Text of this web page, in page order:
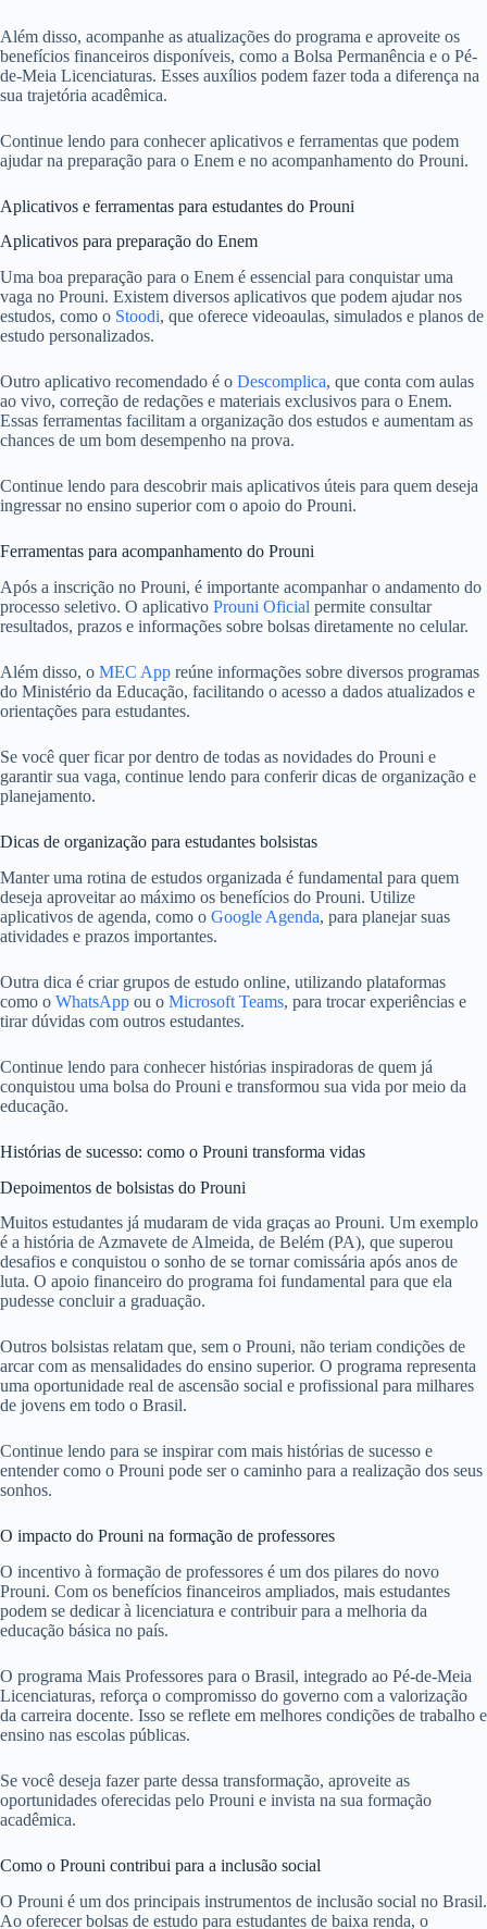
Além disso, acompanhe as atualizações do programa e aproveite os
benefícios financeiros disponíveis, como a Bolsa Permanência e o Pé-
de-Meia Licenciaturas. Esses auxílios podem fazer toda a diferença na
sua trajetória acadêmica.
Continue lendo para conhecer aplicativos e ferramentas que podem
ajudar na preparação para o Enem e no acompanhamento do Prouni.
Aplicativos e ferramentas para estudantes do Prouni
Aplicativos para preparação do Enem
Uma boa preparação para o Enem é essencial para conquistar uma
vaga no Prouni. Existem diversos aplicativos que podem ajudar nos
estudos, como o Stoodi, que oferece videoaulas, simulados e planos de
estudo personalizados.
Outro aplicativo recomendado é o Descomplica, que conta com aulas
ao vivo, correção de redações e materiais exclusivos para o Enem.
Essas ferramentas facilitam a organização dos estudos e aumentam as
chances de um bom desempenho na prova.
Continue lendo para descobrir mais aplicativos úteis para quem deseja
ingressar no ensino superior com o apoio do Prouni.
Ferramentas para acompanhamento do Prouni
Após a inscrição no Prouni, é importante acompanhar o andamento do
processo seletivo. O aplicativo Prouni Oficial permite consultar
resultados, prazos e informações sobre bolsas diretamente no celular.
Além disso, o MEC App reúne informações sobre diversos programas
do Ministério da Educação, facilitando o acesso a dados atualizados e
orientações para estudantes.
Se você quer ficar por dentro de todas as novidades do Prouni e
garantir sua vaga, continue lendo para conferir dicas de organização e
planejamento.
Dicas de organização para estudantes bolsistas
Manter uma rotina de estudos organizada é fundamental para quem
deseja aproveitar ao máximo os benefícios do Prouni. Utilize
aplicativos de agenda, como o Google Agenda, para planejar suas
atividades e prazos importantes.
Outra dica é criar grupos de estudo online, utilizando plataformas
como o WhatsApp ou o Microsoft Teams, para trocar experiências e
tirar dúvidas com outros estudantes.
Continue lendo para conhecer histórias inspiradoras de quem já
conquistou uma bolsa do Prouni e transformou sua vida por meio da
educação.
Histórias de sucesso: como o Prouni transforma vidas
Depoimentos de bolsistas do Prouni
Muitos estudantes já mudaram de vida graças ao Prouni. Um exemplo
é a história de Azmavete de Almeida, de Belém (PA), que superou
desafios e conquistou o sonho de se tornar comissária após anos de
luta. O apoio financeiro do programa foi fundamental para que ela
pudesse concluir a graduação.
Outros bolsistas relatam que, sem o Prouni, não teriam condições de
arcar com as mensalidades do ensino superior. O programa representa
uma oportunidade real de ascensão social e profissional para milhares
de jovens em todo o Brasil.
Continue lendo para se inspirar com mais histórias de sucesso e
entender como o Prouni pode ser o caminho para a realização dos seus
sonhos.
O impacto do Prouni na formação de professores
O incentivo à formação de professores é um dos pilares do novo
Prouni. Com os benefícios financeiros ampliados, mais estudantes
podem se dedicar à licenciatura e contribuir para a melhoria da
educação básica no país.
O programa Mais Professores para o Brasil, integrado ao Pé-de-Meia
Licenciaturas, reforça o compromisso do governo com a valorização
da carreira docente. Isso se reflete em melhores condições de trabalho e
ensino nas escolas públicas.
Se você deseja fazer parte dessa transformação, aproveite as
oportunidades oferecidas pelo Prouni e invista na sua formação
acadêmica.
Como o Prouni contribui para a inclusão social
O Prouni é um dos principais instrumentos de inclusão social no Brasil.
Ao oferecer bolsas de estudo para estudantes de baixa renda, o